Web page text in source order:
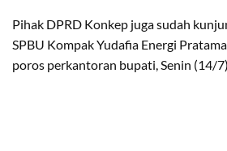
Pihak DPRD Konkep juga sudah
SPBU Kompak Yudafia Energi
poros perkantoran bupati, Senin (14/